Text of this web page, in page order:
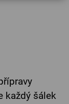
každý šálek